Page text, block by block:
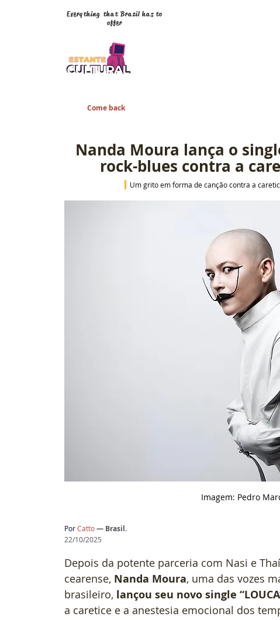
Everything that Brazil has to
offer
Come back
Nanda Moura lança o
rock-blues contra a
Um grito em forma de canção contra a
Imagem: Pedro
Por Catto — Brasil.
22/10/2025
Depois da potente parceria com Nasi e
cearense, Nanda Moura, uma das vozes
brasileiro, lançou seu novo single
a caretice e a anestesia emocional dos